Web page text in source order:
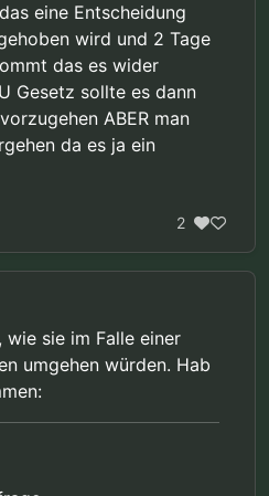
eine Entscheidung
wird und 2 Tage
das es wider
Gesetz sollte es dann
ABER man
da es ja ein
2
sie im Falle einer
umgehen würden. Hab